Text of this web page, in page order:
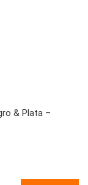
& Plata –